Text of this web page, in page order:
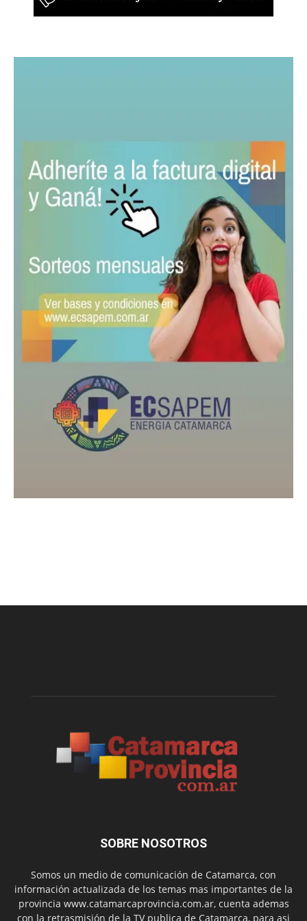
SOBRE NOSOTROS
Somos un medio de comunicación de Catamarca, con
información actualizada de los temas mas importantes de la
provincia www.catamarcaprovincia.com.ar, cuenta ademas
con la retrasmisión de la TV publica de Catamarca, para asi